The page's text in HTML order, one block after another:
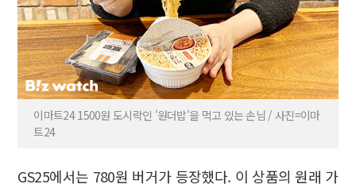
이마트24 1500원 도시락인 '원더밥'을 먹고 있는 손님 / 사진=이마
트24
GS25에서는 780원 버거가 등장했다. 이 상품의 원래 가